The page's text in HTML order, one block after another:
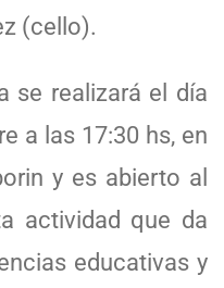
(cello).
se realizará el día
a las 17:30 hs, en
y es abierto al
actividad que da
educativas y